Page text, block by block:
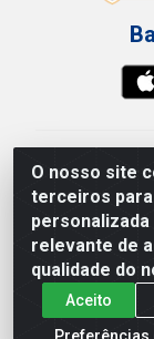
O nosso site
terceiros
relevante de
qualidade do
Aceito
Preferências
Bravi
Av. Sul